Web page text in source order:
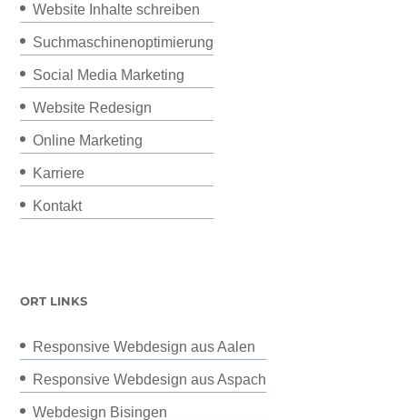
Website Inhalte schreiben
Suchmaschinenoptimierung
Social Media Marketing
Website Redesign
Online Marketing
Karriere
Kontakt
ORT LINKS
Responsive Webdesign aus Aalen
Responsive Webdesign aus Aspach
Webdesign Bisingen